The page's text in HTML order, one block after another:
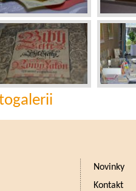
Novinky
Kontakt